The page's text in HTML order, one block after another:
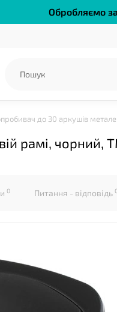
Обробляємо
до 30 аркушів
рамі, чорний,
0 Питання - відповідь